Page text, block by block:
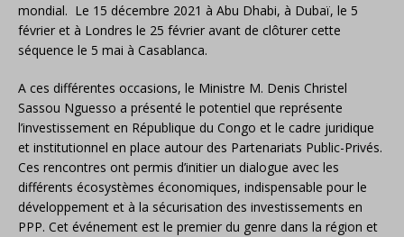
mondial. Le 15 décembre 2021 à Abu Dhabi, à Dubaï, le 5
février et à Londres le 25 février avant de clôturer cette
séquence le 5 mai à Casablanca.
A ces différentes occasions, le Ministre M. Denis Christel
Sassou Nguesso a présenté le potentiel que représente
l’investissement en République du Congo et le cadre juridique
et institutionnel en place autour des Partenariats Public-Privés.
Ces rencontres ont permis d’initier un dialogue avec les
différents écosystèmes économiques, indispensable pour le
développement et à la sécurisation des investissements en
PPP. Cet événement est le premier du genre dans la région et